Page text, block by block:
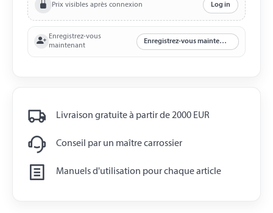
Prix visibles après connexion Log in
Enregistrez-vous
maintenant
Enregistrez-vous maintenant
Livraison gratuite à partir de 2000 EUR
Conseil par un maître carrossier
Manuels d'utilisation pour chaque article